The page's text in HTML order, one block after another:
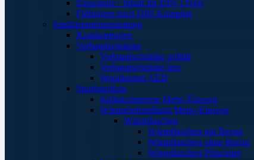
Einzelteile / Inhalt für DIN 13160
Füllungen nach DIN Komplett
Sanitätsraumausstattung
Krankentragen
Verbandschränke
Verbandschränke gefüllt
Verbandschränke leer
Wandkästen AED
Sportmedizin
Kältekompresse Mehr-/Einweg
Wärmebehandlung Mehr-/Einweg
Wärmflaschen
Wärmflaschen mit Bezug
Wärmflaschen ohne Bezug
Wärmflaschen Plüschtier